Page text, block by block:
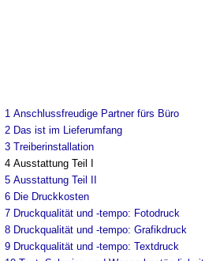
1 Anschlussfreudige Partner fürs Büro
2 Das ist im Lieferumfang
3 Treiberinstallation
4 Ausstattung Teil I
5 Ausstattung Teil II
6 Die Druckkosten
7 Druckqualität und -tempo: Fotodruck
8 Druckqualität und -tempo: Grafikdruck
9 Druckqualität und -tempo: Textdruck